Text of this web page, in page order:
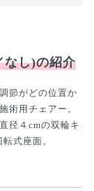
なし)の紹介
節がどの位置か
術用チェアー。
径４cmの双輪キ
式座面。